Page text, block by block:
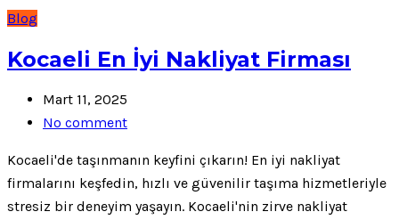
Blog
Kocaeli En İyi Nakliyat Firması
Mart 11, 2025
No comment
Kocaeli'de taşınmanın keyfini çıkarın! En iyi nakliyat
firmalarını keşfedin, hızlı ve güvenilir taşıma hizmetleriyle
stresiz bir deneyim yaşayın. Kocaeli'nin zirve nakliyat